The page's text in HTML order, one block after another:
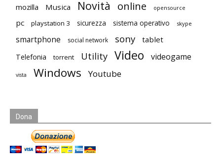
mozilla Musica Novità online opensource
pc playstation 3 sicurezza sistema operativo skype
smartphone social network sony tablet
Telefonia torrent Utility Video videogame
vista Windows Youtube
Dona